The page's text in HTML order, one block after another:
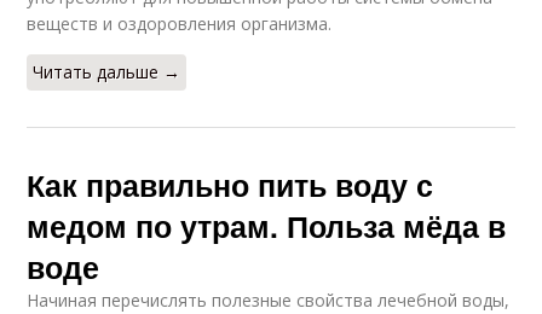
веществ и оздоровления организма.
Читать дальше →
Как правильно пить воду с
медом по утрам. Польза мёда в
воде
Начиная перечислять полезные свойства лечебной воды,